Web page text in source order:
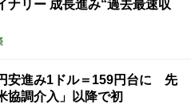
ナリー 成長進み“過去最速収
安進み1ドル＝159円台に 先
協調介入」以降で初